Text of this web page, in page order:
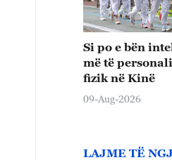
Si po e bën
më të
fizik në Kinë
09-Aug-2026
LAJME TË